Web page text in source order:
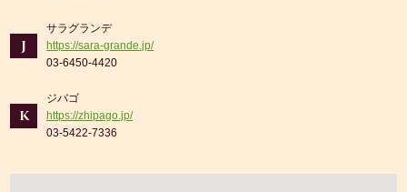
J
サラグランデ
https://sara-grande.jp/
03-6450-4420
K
ジバゴ
https://zhipago.jp/
03-5422-7336